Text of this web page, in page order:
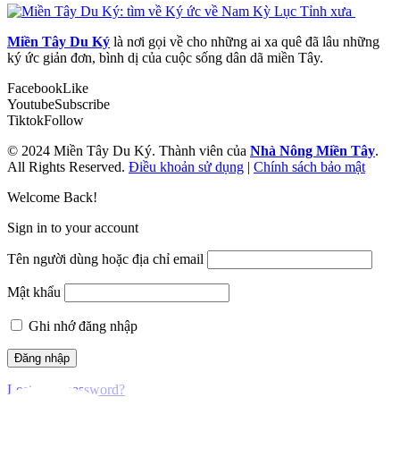
Miền Tây Du Ký là nơi gọi về cho những ai xa quê đã lâu những
ký ức giản đơn, bình dị của cuộc sống dân dã miền Tây.
FacebookLike
YoutubeSubscribe
TiktokFollow
© 2024 Miền Tây Du Ký. Thành viên của Nhà Nông Miền Tây.
All Rights Reserved. Điều khoản sử dụng
Chính sách bảo mật
Welcome Back!
Sign in to your account
Tên người dùng hoặc địa chỉ email
Mật khẩu
Ghi nhớ đăng nhập
Lost your password?